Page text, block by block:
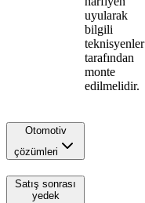
uyularak
bilgili
teknisyenler
tarafından
monte
edilmelidir.
Otomotiv
çözümleri
Satış sonrası
yedek